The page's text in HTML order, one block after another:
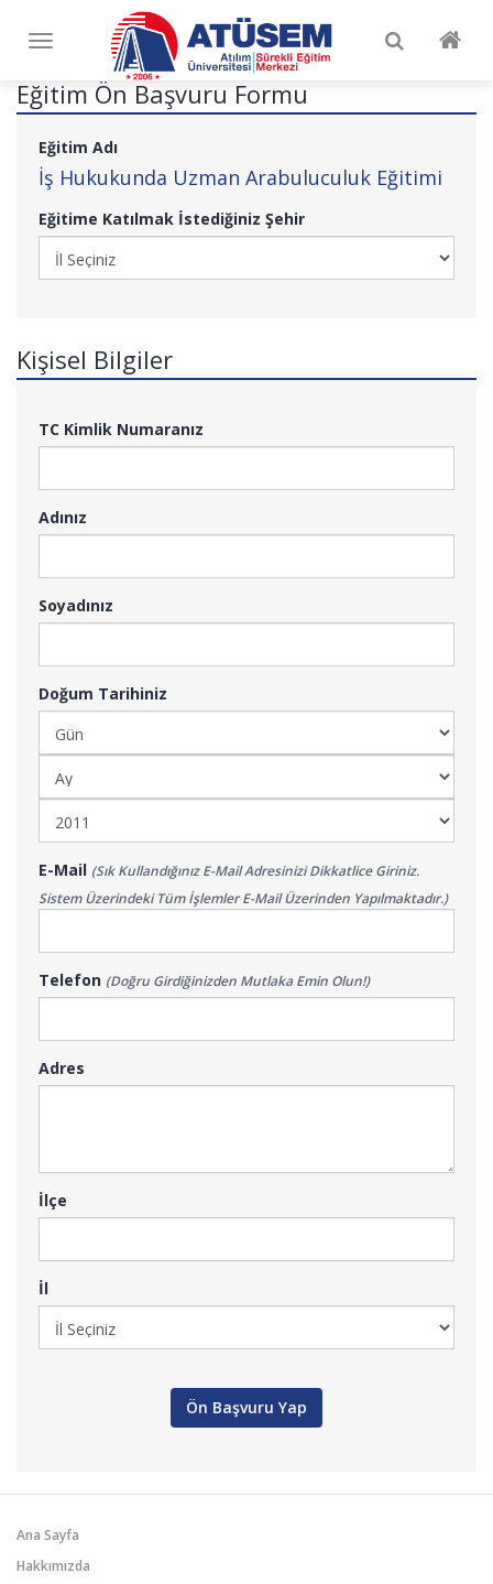
Toggle
navigation
Toggle
Eğitim Ön Başvuru Formu
Eğitim Adı
İş Hukukunda Uzman Arabuluculuk Eğitimi
Eğitime Katılmak İstediğiniz Şehir
Kişisel Bilgiler
TC Kimlik Numaranız
Adınız
Soyadınız
Doğum Tarihiniz
E-Mail (Sık Kullandığınız E-Mail Adresinizi Dikkatlice Giriniz.
Sistem Üzerindeki Tüm İşlemler E-Mail Üzerinden Yapılmaktadır.)
Telefon (Doğru Girdiğinizden Mutlaka Emin Olun!)
Adres
İlçe
İl
Ana Sayfa
Hakkımızda